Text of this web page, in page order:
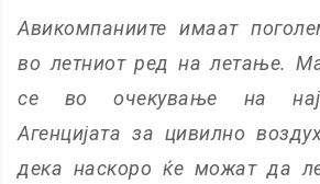
Авикомпаниите имаат
во летниот ред на летање.
се во очекување на
Агенцијата за цивилно
дека наскоро ќе можат да